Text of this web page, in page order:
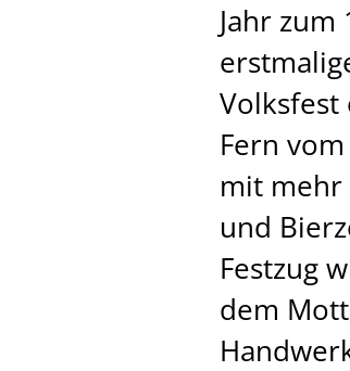
Jahr
Volksfest
Fern
mit mehr
und
Festzug
dem